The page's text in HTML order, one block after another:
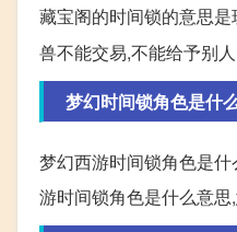
藏宝阁的时间锁的意思
兽不能交易,不能给予别人!
梦幻时间锁角色是什
梦幻西游时间锁角色是
游时间锁角色是什么意思,